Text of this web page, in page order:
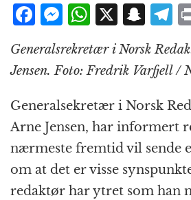
F
c
e
b
o
o
k
M
e
ss
e
n
g
e
r
W
at
s
A
p
p
X S
n
a
p
c
h
at
T
el
e
g
r
a
Generalsrekretær i Norsk
Jensen. Foto: Fredrik Varfjell /
Generalsekretær i Norsk
Arne Jensen, har informert
nærmeste fremtid vil sende
om at det er visse
redaktør har ytret som han